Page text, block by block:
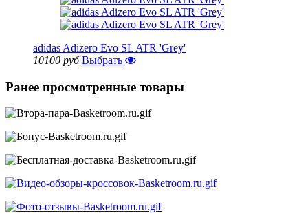
adidas Adizero Evo SL ATR 'Grey'
10100 руб Выбрать
Ранее просмотренные товары